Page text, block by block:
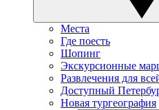
Места
Где поесть
Шопинг
Экскурсионные
Развлечения для
Доступный
Новая тургеография